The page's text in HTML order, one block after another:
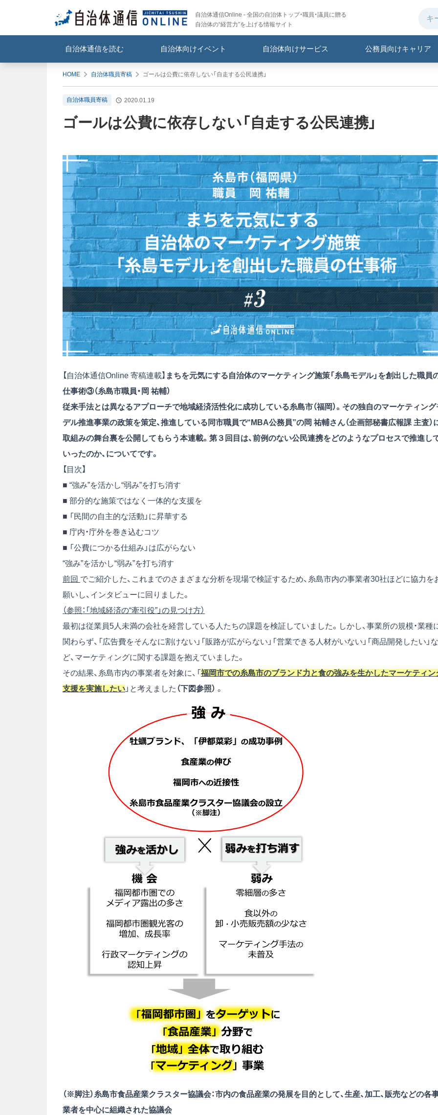
自治体通信Online - 全国の自治体トップ・職員・議員に贈る
自治体の“経営力”を上げる情報サイト
自治体通信を読む 自治体向けイベント 自治体向けサービス 公務員向けキャリア
HOME 自治体職員寄稿 ゴールは公費に依存しない「自走する公民連携」
自治体職員寄稿 2020.01.19
ゴールは公費に依存しない「自走する公民連携」
【自治体通信Online 寄稿連載】 まちを元気にする自治体のマーケティング施策「糸島モデル」を創出した職員
仕事術③（糸島市職員・岡 祐輔）
従来手法とは異なるアプローチで地域経済活性化に成功している糸島市（福岡）。その独自のマーケティング
デル推進事業の政策を策定、推進している同市職員で“MBA公務員”の岡 祐輔さん（企画部秘書広報課 主査）
取組みの舞台裏を公開してもらう本連載。第３回目は、前例のない公民連携をどのようなプロセスで推進し
いったのか、についてです。
【目次】
■ “強み”を活かし“弱み”を打ち消す
■ 部分的な施策ではなく一体的な支援を
■ 「民間の自主的な活動」に昇華する
■ 庁内・庁外を巻き込むコツ
■ 「公費につかる仕組み」は広がらない
“強み”を活かし“弱み”を打ち消す
前回 でご紹介した、これまでのさまざまな分析を現場で検証するため、糸島市内の事業者30社ほどに協力を
願いし、インタビューに回りました。
（参照：「地域経済の“牽引役”」の見つけ方）
最初は従業員5人未満の会社を経営している人たちの課題を検証していました。しかし、事業所の規模・業種
関わらず、「広告費をそんなに割けない」「販路が広がらない」「営業できる人材がいない」「商品開発したい」な
ど、マーケティングに関する課題を抱えていました。
その結果、糸島市内の事業者を対象に、「 福岡市での糸島市のブランド力と食の強みを生かしたマーケティン
支援を実施したい 」と考えました （下図参照） 。
（※脚注）糸島市食品産業クラスター協議会：市内の食品産業の発展を目的として、生産、加工、販売などの各
業者を中心に組織された協議会